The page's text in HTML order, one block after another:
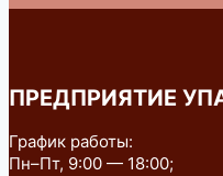
ПРЕДПРИЯТИЕ
График работы:
Пн–Пт, 9:00 — 18:00;